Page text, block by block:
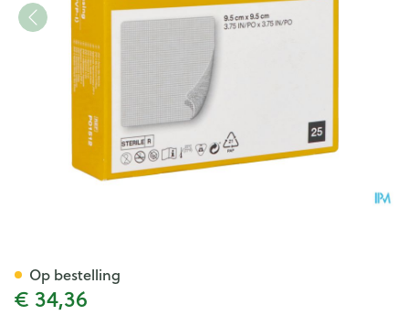
€ 34,36
Op bestelling